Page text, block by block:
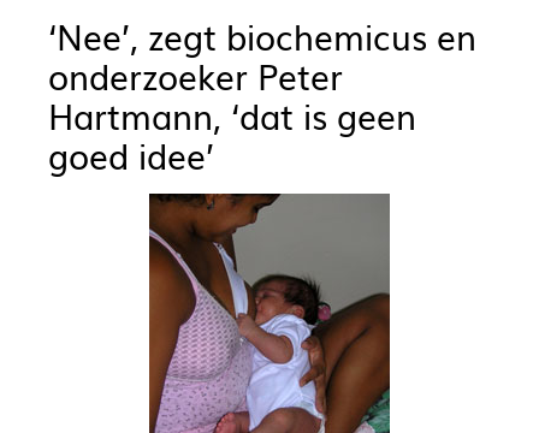
‘Nee’, zegt biochemicus en
onderzoeker Peter
Hartmann, ‘dat is geen
goed idee’